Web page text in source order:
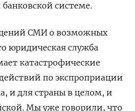
системе.
СМИ о возможных
юридическая служба
катастрофические
по экспроприации
и для страны в целом, и
Мы уже говорили, что